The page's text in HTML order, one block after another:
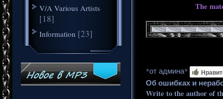
V/A Various Artists
[18]
Information [23]
The
*от админа*
Об ошибках и
Write to the author of